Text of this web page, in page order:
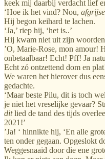
keek mij daarbij verdacht lief
‘Hoe ik het vind? Nou,
Hij begon keihard te lachen.
‘Ja,’ riep hij, ‘het is..’
Hij kwam niet uit zijn woorden
’O, Marie-Rose, mon
onbetaalbaar! Echt! Pff! Ja
Echt zó ontzettend dom en
We waren het hierover dus
gedachte.
‘Maar beste Pilu, dit is toch
je niet het vreselijke gevaar?
ditlied de tand des tijds
2021!’
’Ja! ‘ hinnikte hij, ‘En alle
ten onder gegaan. Opgeslokt
Weggesnaaid door die ene